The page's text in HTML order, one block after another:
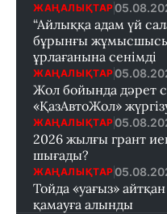
ЖАҢАЛЫҚТАР
“Айлыққа адам үй
бұрынғы
ұрлағанына сенімді
ЖАҢАЛЫҚТАР
Жол бойында дәрет
«ҚазАвтоЖол»
ЖАҢАЛЫҚТАР
2026 жылғы грант
шығады?
ЖАҢАЛЫҚТАР
Тойда «уағыз»
қамауға алынды